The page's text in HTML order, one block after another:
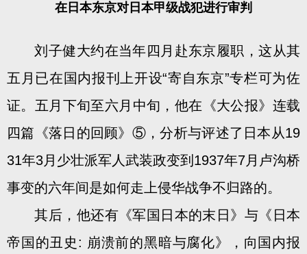
在日本东京对日本甲级战犯进行审判
刘子健大约在当年四月赴东京履职，这从其
五月已在国内报刊上开设“寄自东京”专栏可为佐
证。五月下旬至六月中旬，他在《大公报》连载
四篇《落日的回顾》⑤，分析与评述了日本从19
31年3月少壮派军人武装政变到1937年7月卢沟桥
事变的六年间是如何走上侵华战争不归路的。
其后，他还有《军国日本的末日》与《日本
帝国的丑史: 崩溃前的黑暗与腐化》，向国内报